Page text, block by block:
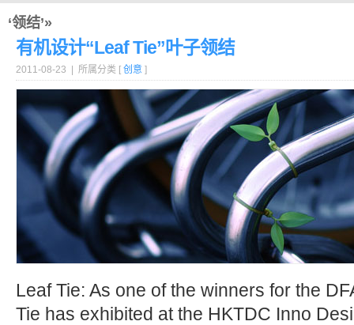
‘领结’»
有机设计“Leaf Tie”叶子领结
2011-08-23 | 所属分类 [ 创意 ]
Leaf Tie: As one of the winners for the
Tie has exhibited at the HKTDC Inno